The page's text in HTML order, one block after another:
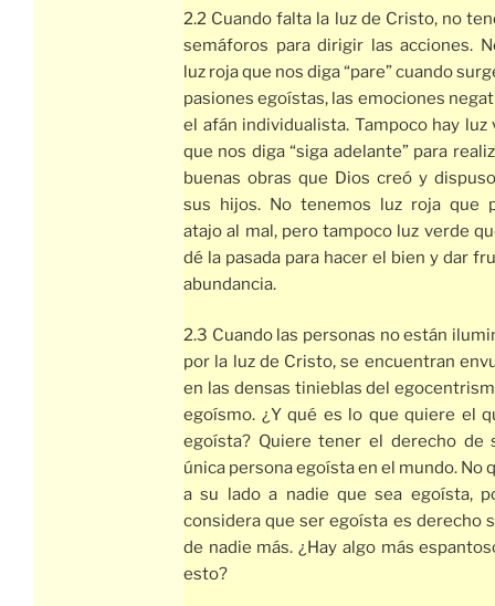
2.2 Cuando falta la luz de Cristo, no
semáforos para dirigir las acciones.
luz roja que nos diga “pare” cuando
pasiones egoístas, las emociones
el afán individualista. Tampoco hay luz
que nos diga “siga adelante” para
buenas obras que Dios creó y
sus hijos. No tenemos luz roja que
atajo al mal, pero tampoco luz verde
dé la pasada para hacer el bien y dar
abundancia.
2.3 Cuando las personas no están
por la luz de Cristo, se encuentran
en las densas tinieblas del
egoísmo. ¿Y qué es lo que quiere el
egoísta? Quiere tener el derecho de
única persona egoísta en el mundo. No
a su lado a nadie que sea egoísta,
considera que ser egoísta es derecho
de nadie más. ¿Hay algo más
esto?